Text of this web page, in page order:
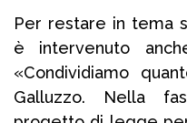
Per restare in tema
è intervenuto
«Condividiamo
Galluzzo. Nella